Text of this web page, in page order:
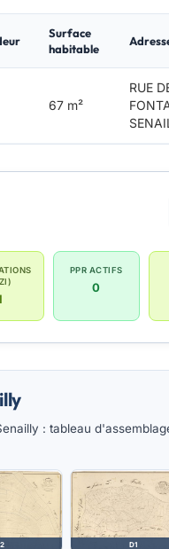
Surface
habitable
67 m²
RUE
PPR ACTIFS
0
: tableau
D1